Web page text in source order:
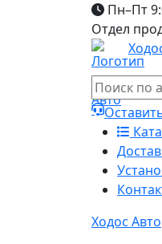
Пн–Пт
Отдел
Ходос Авто